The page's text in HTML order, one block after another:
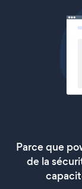
Parce que
de la